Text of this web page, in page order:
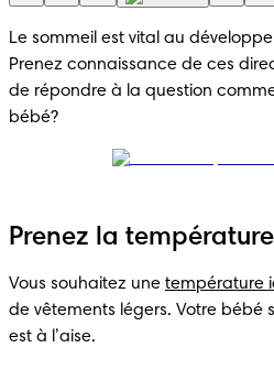
Le sommeil est vital au
Prenez connaissance de ces
de répondre à la question
bébé?
Prenez la
Vous souhaitez une température
de vêtements légers. Votre bébé
est à l’aise.